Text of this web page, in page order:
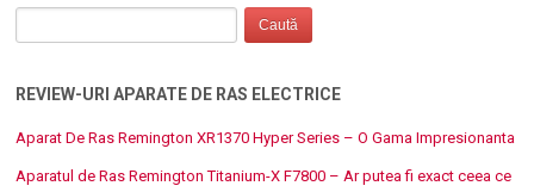
REVIEW-URI APARATE DE RAS ELECTRICE
Aparat De Ras Remington XR1370 Hyper Series – O Gama Impresionanta
Aparatul de Ras Remington Titanium-X F7800 – Ar putea fi exact ceea ce